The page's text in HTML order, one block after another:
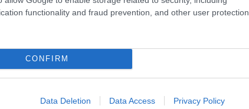
functionality and fraud prevention, and other user protection.
CONFIRM
Data Deletion Data Access Privacy Policy